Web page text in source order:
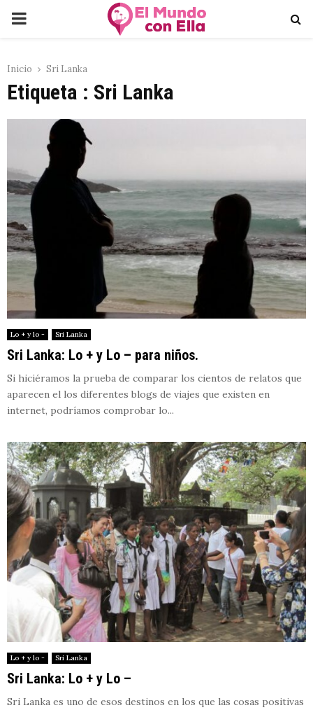
PRIMARY
Inicio Sri Lanka
Etiqueta : Sri Lanka
Lo + y lo - Sri Lanka
Sri Lanka: Lo + y Lo – para niños.
Si hiciéramos la prueba de comparar los cientos de relatos que
aparecen el los diferentes blogs de viajes que existen en
internet, podríamos comprobar lo...
Lo + y lo - Sri Lanka
Sri Lanka: Lo + y Lo –
Sri Lanka es uno de esos destinos en los que las cosas positivas